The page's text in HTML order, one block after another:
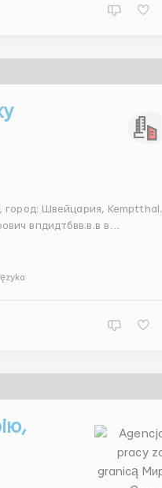
город: Швейцария, Kemptthal.